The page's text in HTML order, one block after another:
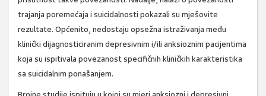
trajanja poremećaja i suicidalnosti pokazali su mješovite
rezultate. Općenito, nedostaju opsežna istraživanja među
klinički dijagnosticiranim depresivnim i/ili anksioznim pacijentima
koja su ispitivala povezanost specifičnih kliničkih karakteristika
sa suicidalnim ponašanjem.